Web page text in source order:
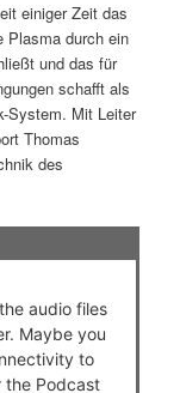
einiger Zeit das
Plasma durch ein
und das für
schafft als
System. Mit Leiter
Thomas
des